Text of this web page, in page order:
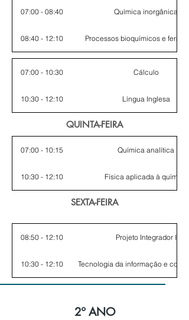
07:00 - 08:40 Química inorgânica
08:40 - 12:10 Processos bioquímicos e
07:00 - 10:30 Cálculo
10:30 - 12:10 Língua Inglesa
QUINTA-FEIRA
07:00 - 10:15 Química analítica
10:30 - 12:10 Física aplicada à química
SEXTA-FEIRA
08:50 - 12:10 Projeto Integrador I
10:30 - 12:10 Tecnologia da informação e
2º ANO